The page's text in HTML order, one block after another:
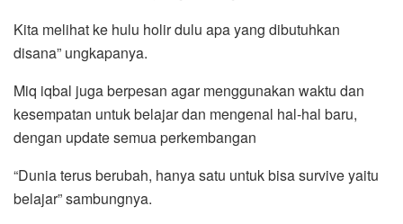
Kita melihat ke hulu holir dulu apa yang dibutuhkan
disana” ungkapanya.
Miq iqbal juga berpesan agar menggunakan waktu dan
kesempatan untuk belajar dan mengenal hal-hal baru,
dengan update semua perkembangan
“Dunia terus berubah, hanya satu untuk bisa survive yaitu
belajar” sambungnya.